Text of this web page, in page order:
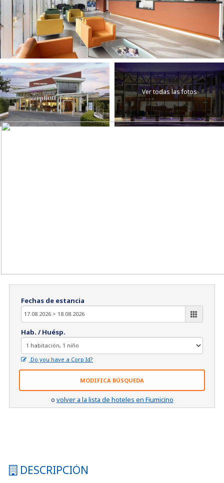
Ver todas las fotos
Fechas de estancia
Hab. / Huésp.
Do you have a Corp Id?
MODIFICA BÚSQUEDA
o volver a la lista de hoteles en Fiumicino
DESCRIPCIÓN